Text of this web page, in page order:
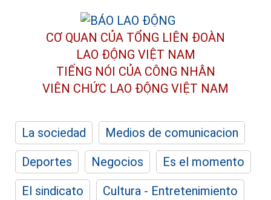
CƠ QUAN CỦA TỔNG LIÊN ĐOÀN
LAO ĐỘNG VIỆT NAM
TIẾNG NÓI CỦA CÔNG NHÂN
VIÊN CHỨC LAO ĐỘNG VIỆT NAM
La sociedad
Medios de comunicacion
Deportes
Negocios
Es el momento
El sindicato
Cultura - Entretenimiento